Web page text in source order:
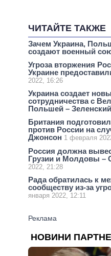
ЧИТАЙТЕ ТАКЖЕ
Зачем Украина,
создают военный
Угроза вторжения
Украине
2022, 16:26
Украина создает
сотрудничества с
Польшей – Зеленский
Британия
против России на
Джонсон 1 февраля
Россия должна
Грузии и Молдовы –
2022, 21:28
Рада обратилась к
сообществу из-за
января 2022, 12:11